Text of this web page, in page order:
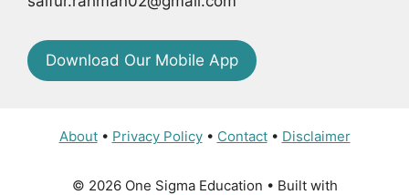
Download Our Mobile App
About• Privacy Policy• Contact• Disclaimer
© 2026 One Sigma Education • Built with